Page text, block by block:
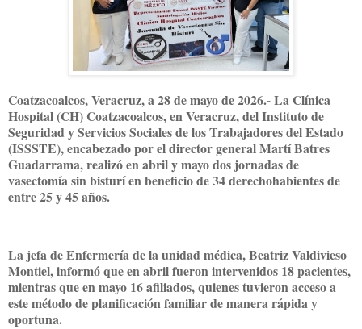
Coatzacoalcos, Veracruz, a 28 de mayo de 2026.- La Clínica
Hospital (CH) Coatzacoalcos, en Veracruz, del Instituto de
Seguridad y Servicios Sociales de los Trabajadores del Estado
(ISSSTE), encabezado por el director general Martí Batres
Guadarrama, realizó en abril y mayo dos jornadas de
vasectomía sin bisturí en beneficio de 34 derechohabientes de
entre 25 y 45 años.
La jefa de Enfermería de la unidad médica, Beatriz Valdivieso
Montiel, informó que en abril fueron intervenidos 18 pacientes,
mientras que en mayo 16 afiliados, quienes tuvieron acceso a
este método de planificación familiar de manera rápida y
oportuna.